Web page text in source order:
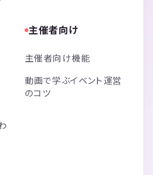
主催者向け
主催者向け機能
動画で学ぶイベント運営
のコツ